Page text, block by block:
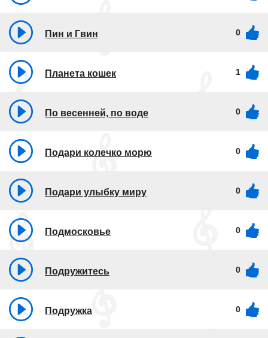
Пин и Гвин 0
Планета кошек 1
По весенней, по воде 0
Подари колечко морю 0
Подари улыбку миру 0
Подмосковье 0
Подружитесь 0
Подружка 0